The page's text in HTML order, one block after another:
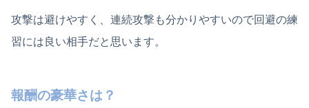
攻撃は避けやすく、連続攻撃も分かりやすいので回避の練
習には良い相手だと思います。
報酬の豪華さは？